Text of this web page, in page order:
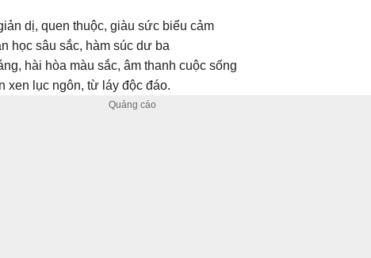
dị, quen thuộc, giàu sức biểu cảm
học sâu sắc, hàm súc dư ba
hài hòa màu sắc, âm thanh cuộc sống
xen lục ngôn, từ láy độc đáo.